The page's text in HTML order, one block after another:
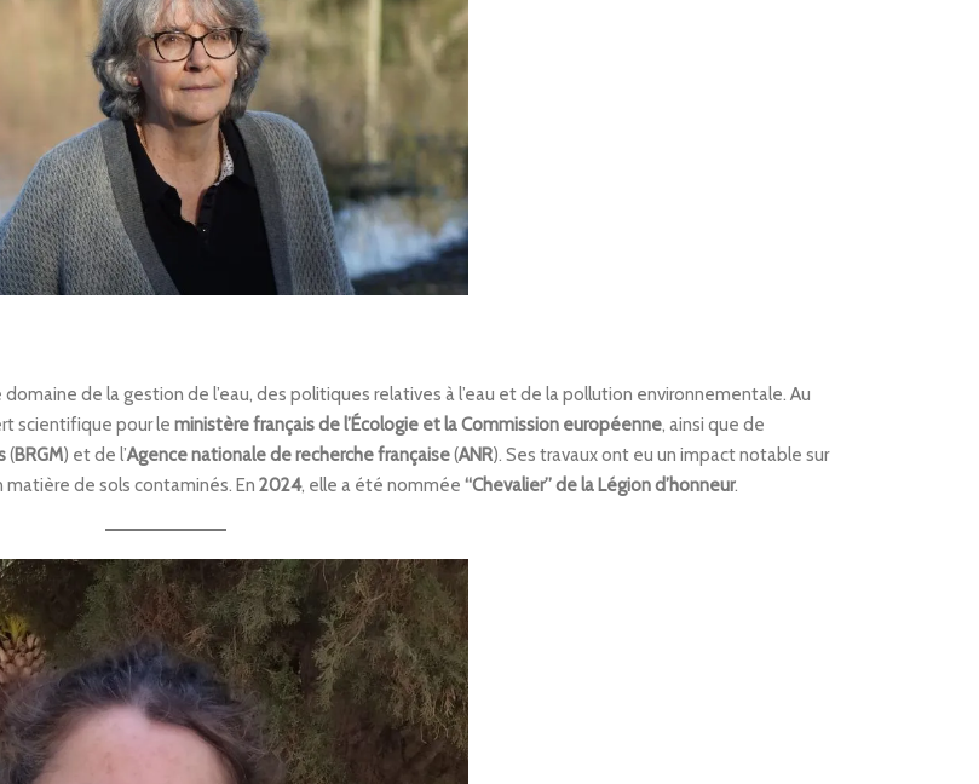
de la gestion de l’eau, des politiques relatives à l’eau et de la pollution environnementale. Au
scientifique pour le ministère français de l’Écologie et la Commission européenne, ainsi que de
(BRGM) et de l’Agence nationale de recherche française(ANR). Ses travaux ont eu un impact notable sur
de sols contaminés. En 2024, elle a été nommée “Chevalier” de la Légion d’honneur.